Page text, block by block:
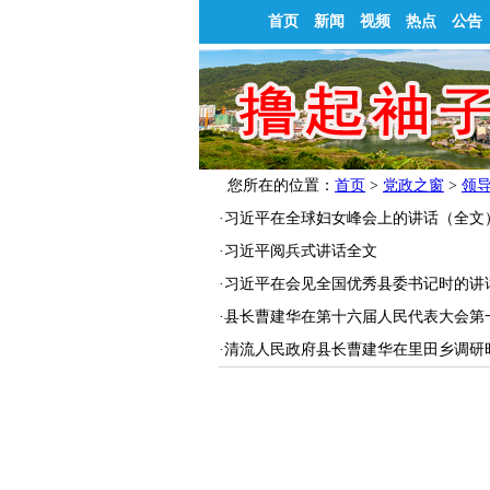
首页 新闻 视频 热点 公告
您所在的位置： 首页 > 党政之窗 > 领
· 习近平在全球妇女峰会上的讲话（全文
· 习近平阅兵式讲话全文
· 习近平在会见全国优秀县委书记时的讲
·县长曹建华在第十六届人民代表大会
·清流人民政府县长曹建华在里田乡调研